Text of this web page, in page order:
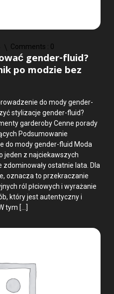
Comments : 0
gender-fluid?
po modzie bez
do mody gender-
stylizacje gender-fluid?
garderoby Cenne porady
Podsumowanie
do mody gender-fluid Moda
jeden z najciekawszych
zdominowały ostatnie lata. Dla
oznacza to przekraczanie
ról płciowych i wyrażanie
który jest autentyczny i
tym […]